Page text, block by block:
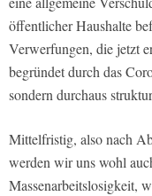
öffentlicher Haushalte
Verwerfungen, die jetzt
begründet durch das
sondern durchaus
Mittelfristig, also nach
werden wir uns wohl
Massenarbeitslosigkeit,